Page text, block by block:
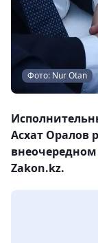
Фото: Nur Otan
Асхат Оралов
Zakon.kz.